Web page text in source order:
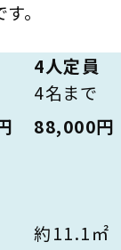
。
4人定員
4名まで
88,000円
約11.1㎡